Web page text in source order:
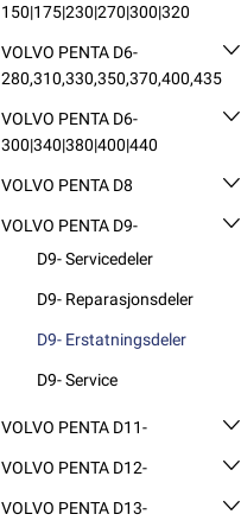
150|175|230|270|300|320
VOLVO PENTA D6-
280,310,330,350,370,400,435
VOLVO PENTA D6-
300|340|380|400|440
VOLVO PENTA D8
VOLVO PENTA D9-
D9- Servicedeler
D9- Reparasjonsdeler
D9- Erstatningsdeler
D9- Service
VOLVO PENTA D11-
VOLVO PENTA D12-
VOLVO PENTA D13-